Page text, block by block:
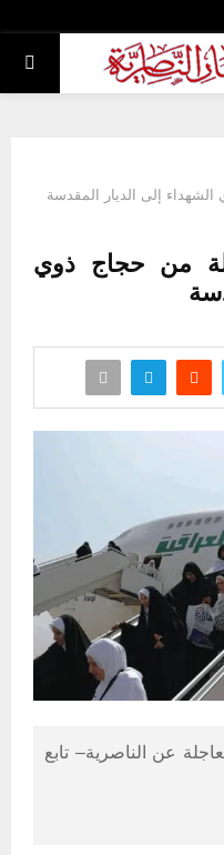
إلى الديار المقدسة
من حجاج ذوي
عن الناصرية– تابع